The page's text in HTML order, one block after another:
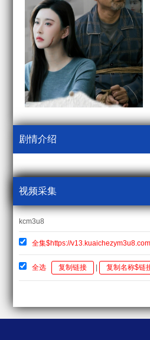
剧情介绍
视频采集
kcm3u8
全集$https://
全选 复制链接 复制名称$链